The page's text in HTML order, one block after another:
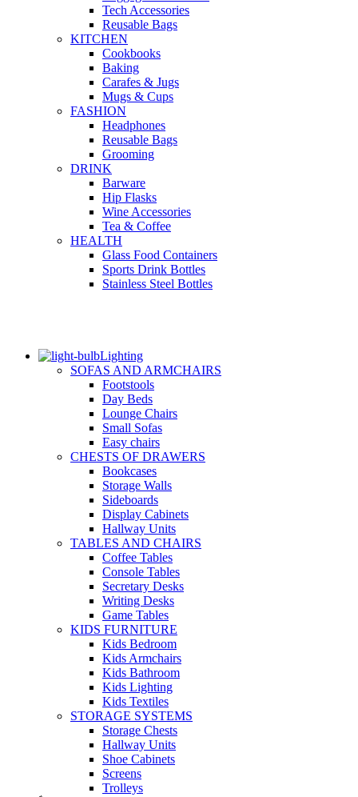
Tech Accessories
Reusable Bags
KITCHEN
Cookbooks
Baking
Carafes & Jugs
Mugs & Cups
FASHION
Headphones
Reusable Bags
Grooming
DRINK
Barware
Hip Flasks
Wine Accessories
Tea & Coffee
HEALTH
Glass Food Containers
Sports Drink Bottles
Stainless Steel Bottles
Lighting
SOFAS AND ARMCHAIRS
Footstools
Day Beds
Lounge Chairs
Small Sofas
Easy chairs
CHESTS OF DRAWERS
Bookcases
Storage Walls
Sideboards
Display Cabinets
Hallway Units
TABLES AND CHAIRS
Coffee Tables
Console Tables
Secretary Desks
Writing Desks
Game Tables
KIDS FURNITURE
Kids Bedroom
Kids Armchairs
Kids Bathroom
Kids Lighting
Kids Textiles
STORAGE SYSTEMS
Storage Chests
Hallway Units
Shoe Cabinets
Screens
Trolleys